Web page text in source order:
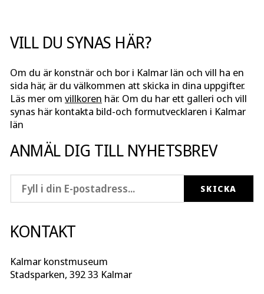
VILL DU SYNAS HÄR?
Om du är konstnär och bor i Kalmar län och vill ha en
sida här, är du välkommen att skicka in dina uppgifter.
Läs mer om villkoren här. Om du har ett galleri och vill
synas här kontakta bild-och formutvecklaren i Kalmar
län
ANMÄL DIG TILL NYHETSBREV
KONTAKT
Kalmar konstmuseum
Stadsparken, 392 33 Kalmar